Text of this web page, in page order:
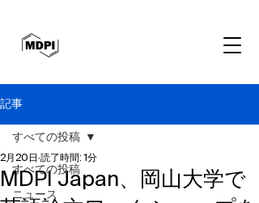
記事
すべての投稿
ニュース
すべての投稿
MDPI Japan、岡山大学で
2月20日 読了時間: 1分